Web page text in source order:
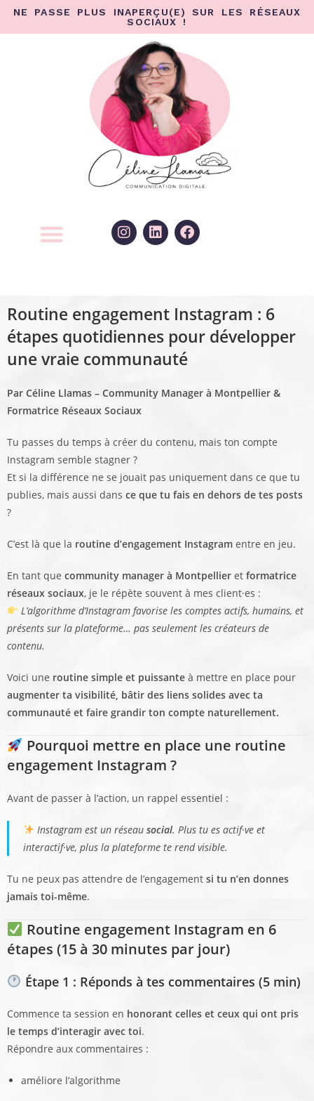
NE PASSE PLUS INAPERÇU(E) SUR LES RÉSEAUX
SOCIAUX !
Routine engagement Instagram : 6
étapes quotidiennes pour développer
une vraie communauté
Par Céline Llamas – Community Manager à Montpellier &
Formatrice Réseaux Sociaux
Tu passes du temps à créer du contenu, mais ton compte
Instagram semble stagner ?
Et si la différence ne se jouait pas uniquement dans ce que tu
publies, mais aussi dans ce que tu fais en dehors de tes posts
?
C’est là que la routine d’engagement Instagram entre en jeu.
En tant que community manager à Montpellier et formatrice
réseaux sociaux, je le répète souvent à mes client·es :
L’algorithme d’Instagram favorise les comptes actifs, humains, et
présents sur la plateforme… pas seulement les créateurs de
contenu.
Voici une routine simple et puissante à mettre en place pour
augmenter ta visibilité, bâtir des liens solides avec ta
communauté et faire grandir ton compte naturellement.
Pourquoi mettre en place une routine
engagement Instagram ?
Avant de passer à l’action, un rappel essentiel :
Instagram est un réseau social. Plus tu es actif·ve et
interactif·ve, plus la plateforme te rend visible.
Tu ne peux pas attendre de l’engagement si tu n’en donnes
jamais toi-même.
Routine engagement Instagram en 6
étapes (15 à 30 minutes par jour)
Étape 1 : Réponds à tes commentaires (5 min)
Commence ta session en honorant celles et ceux qui ont pris
le temps d’interagir avec toi.
Répondre aux commentaires :
améliore l’algorithme